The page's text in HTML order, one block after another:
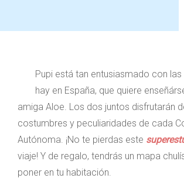
Pupi está tan entusiasmado con las
hay en España, que quiere
amiga Aloe. Los dos juntos disfrutarán
costumbres y peculiaridades de cada
Autónoma. ¡No te pierdas este
viaje! Y de regalo, tendrás un mapa
poner en tu habitación.